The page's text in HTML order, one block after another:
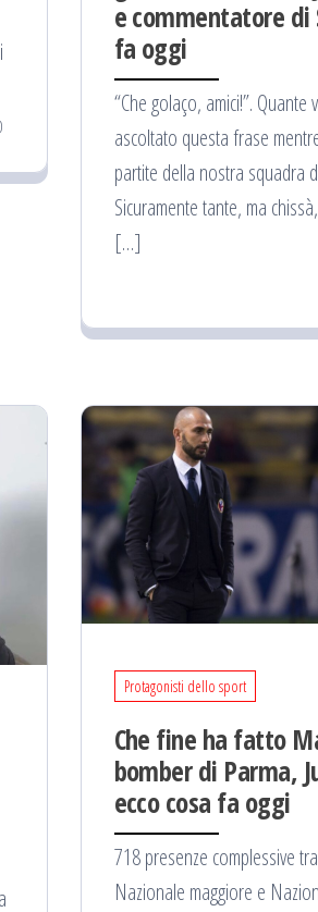
e commentatore di
fa oggi
“Che golaço, amici!”. Quante
ascoltato questa frase
partite della nostra squadra
Sicuramente tante, ma
[…]
Protagonisti dello sport
Che fine ha fatto
bomber di Parma,
ecco cosa fa oggi
718 presenze complessive
Nazionale maggiore e